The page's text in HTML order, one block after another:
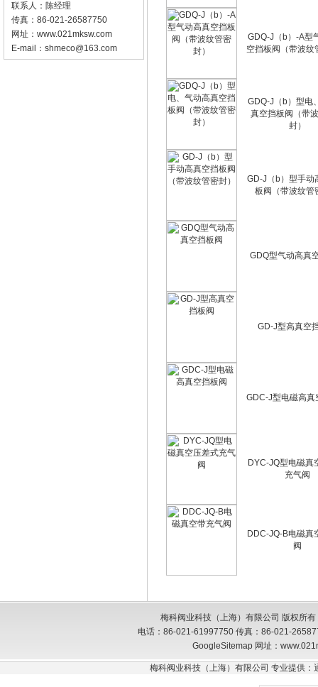
联系人：陈经理
传真：86-021-26587750
网址： www.021mksw.com
E-mail： shmeco@163.com
GDQ-J（b）-A型
空挡板阀（带波纹
GDQ-J（b）型电
真空挡板阀（带
封）
GD-J（b）型手动
板阀（带波纹管
GDQ型气动高真
GD-J型高真空
GDC-J型电磁高真
DYC-JQ型电磁真
充气阀
DDC-JQ-B电磁真
阀
梅科阀业科技（上海）有限公司 版权所
电话：86-021-61997750 传真：86-021-
GoogleSitemap网址：
梅科阀业科技（上海）有限公司 专业提供